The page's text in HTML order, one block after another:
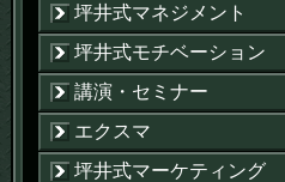
坪井式マネジメント
坪井式モチベーション
講演・セミナー
エクスマ
坪井式マーケティング